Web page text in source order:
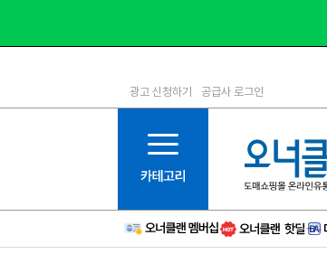
1등급
6등급
11등급
12등급
15등급
16등급
광고 신청하기 공급사 로그인